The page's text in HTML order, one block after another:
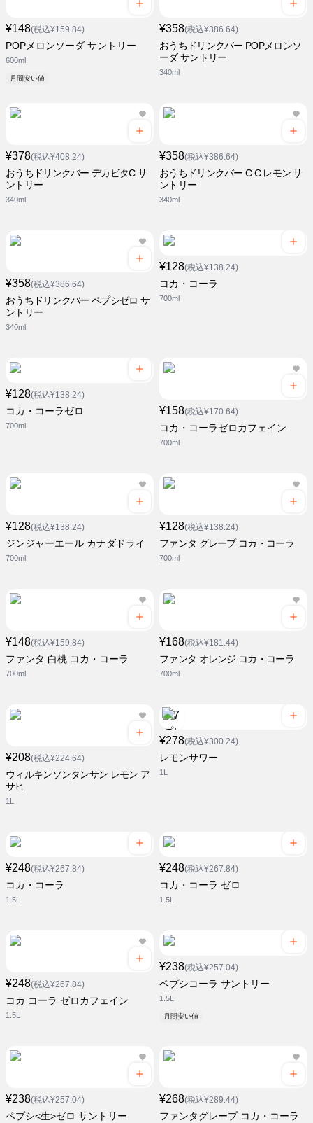
¥148(税込¥159.84)
POPメロンソーダ サントリー
600ml
月間安い値
¥358(税込¥386.64)
おうちドリンクバー POPメロンソ
ーダ サントリー
340ml
¥378(税込¥408.24)
おうちドリンクバー デカビタC サ
ントリー
340ml
¥358(税込¥386.64)
おうちドリンクバー C.C.レモン サ
ントリー
340ml
¥358(税込¥386.64)
おうちドリンクバー ペプシゼロ サ
ントリー
340ml
¥128(税込¥138.24)
コカ・コーラ
700ml
¥128(税込¥138.24)
コカ・コーラゼロ
700ml
¥158(税込¥170.64)
コカ・コーラゼロカフェイン
700ml
¥128(税込¥138.24)
ジンジャーエール カナダドライ
700ml
¥128(税込¥138.24)
ファンタ グレープ コカ・コーラ
700ml
¥148(税込¥159.84)
ファンタ 白桃 コカ・コーラ
700ml
¥168(税込¥181.44)
ファンタ オレンジ コカ・コーラ
700ml
¥208(税込¥224.64)
ウィルキンソンタンサン レモン ア
サヒ
1L
¥278(税込¥300.24)
レモンサワー
1L
¥248(税込¥267.84)
コカ・コーラ
1.5L
¥248(税込¥267.84)
コカ・コーラ ゼロ
1.5L
¥248(税込¥267.84)
コカ コーラ ゼロカフェイン
1.5L
¥238(税込¥257.04)
ペプシコーラ サントリー
1.5L
月間安い値
¥238(税込¥257.04)
ペプシ<生>ゼロ サントリー
¥268(税込¥289.44)
ファンタグレープ コカ・コーラ